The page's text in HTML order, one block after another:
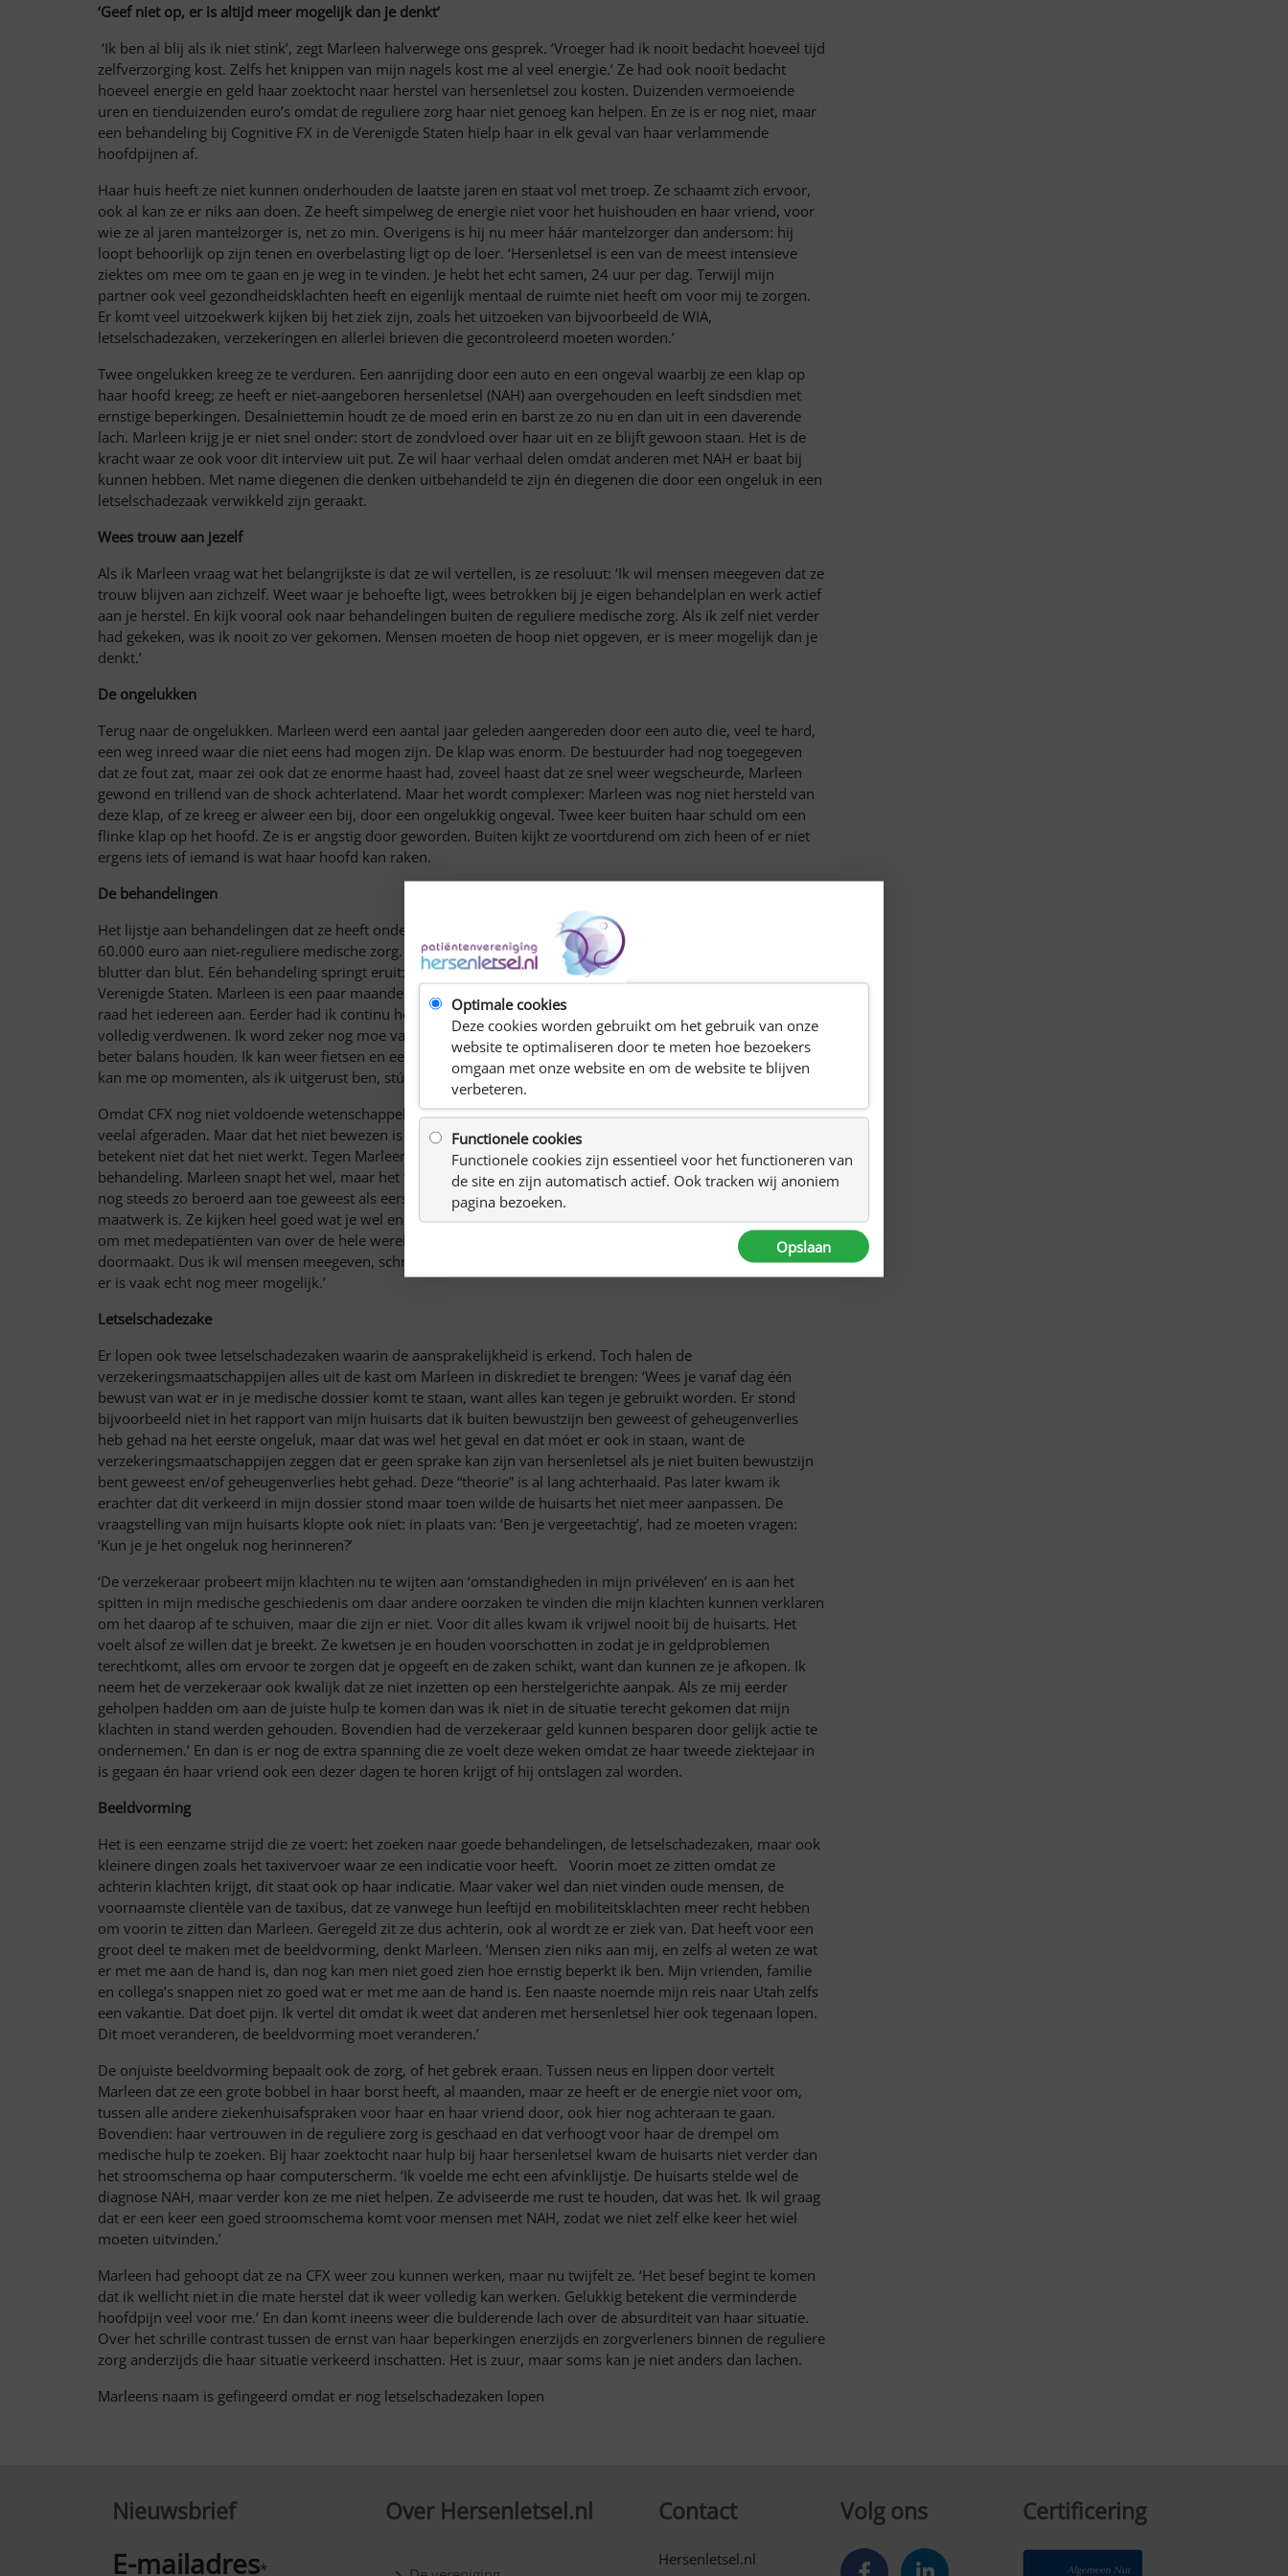
‘Geef niet op, er is altijd meer mogelijk dan je denkt’
‘Ik ben al blij als ik niet stink’, zegt Marleen halverwege ons gesprek. ‘Vroeger had ik nooit bedacht hoeveel tijd
zelfverzorging kost. Zelfs het knippen van mijn nagels kost me al veel energie.’ Ze had ook nooit bedacht
hoeveel energie en geld haar zoektocht naar herstel van hersenletsel zou kosten. Duizenden vermoeiende
uren en tienduizenden euro’s omdat de reguliere zorg haar niet genoeg kan helpen. En ze is er nog niet, maar
een behandeling bij Cognitive FX in de Verenigde Staten hielp haar in elk geval van haar verlammende
hoofdpijnen af.
Haar huis heeft ze niet kunnen onderhouden de laatste jaren en staat vol met troep. Ze schaamt zich ervoor,
ook al kan ze er niks aan doen. Ze heeft simpelweg de energie niet voor het huishouden en haar vriend, voor
wie ze al jaren mantelzorger is, net zo min. Overigens is hij nu meer háár mantelzorger dan andersom: hij
loopt behoorlijk op zijn tenen en overbelasting ligt op de loer. ‘Hersenletsel is een van de meest intensieve
ziektes om mee om te gaan en je weg in te vinden. Je hebt het echt samen, 24 uur per dag. Terwijl mijn
partner ook veel gezondheidsklachten heeft en eigenlijk mentaal de ruimte niet heeft om voor mij te zorgen.
Er komt veel uitzoekwerk kijken bij het ziek zijn, zoals het uitzoeken van bijvoorbeeld de WIA,
letselschadezaken, verzekeringen en allerlei brieven die gecontroleerd moeten worden.’
Twee ongelukken kreeg ze te verduren. Een aanrijding door een auto en een ongeval waarbij ze een klap op
haar hoofd kreeg; ze heeft er niet-aangeboren hersenletsel (NAH) aan overgehouden en leeft sindsdien met
ernstige beperkingen. Desalniettemin houdt ze de moed erin en barst ze zo nu en dan uit in een daverende
lach. Marleen krijg je er niet snel onder: stort de zondvloed over haar uit en ze blijft gewoon staan. Het is de
kracht waar ze ook voor dit interview uit put. Ze wil haar verhaal delen omdat anderen met NAH er baat bij
kunnen hebben. Met name diegenen die denken uitbehandeld te zijn én diegenen die door een ongeluk in een
letselschadezaak verwikkeld zijn geraakt.
Wees trouw aan jezelf
Als ik Marleen vraag wat het belangrijkste is dat ze wil vertellen, is ze resoluut: ‘Ik wil mensen meegeven dat ze
trouw blijven aan zichzelf. Weet waar je behoefte ligt, wees betrokken bij je eigen behandelplan en werk actief
aan je herstel. En kijk vooral ook naar behandelingen buiten de reguliere medische zorg. Als ik zelf niet verder
had gekeken, was ik nooit zo ver gekomen. Mensen moeten de hoop niet opgeven, er is meer mogelijk dan je
denkt.’
De ongelukken
Terug naar de ongelukken. Marleen werd een aantal jaar geleden aangereden door een auto die, veel te hard,
een weg inreed waar die niet eens had mogen zijn. De klap was enorm. De bestuurder had nog toegegeven
dat ze fout zat, maar zei ook dat ze enorme haast had, zoveel haast dat ze snel weer wegscheurde, Marleen
gewond en trillend van de shock achterlatend. Maar het wordt complexer: Marleen was nog niet hersteld van
deze klap, of ze kreeg er alweer een bij, door een ongelukkig ongeval. Twee keer buiten haar schuld om een
flinke klap op het hoofd. Ze is er angstig door geworden. Buiten kijkt ze voortdurend om zich heen of er niet
ergens iets of iemand is wat haar hoofd kan raken.
De behandelingen
Het lijstje aan behandelingen dat ze heeft ondergaan is lang, en het totale prijskaartje hoog. Zo om en nabij de
60.000 euro aan niet-reguliere medische zorg. Alles voor eigen rekening. Niet dat ze rijk is, ze is nu zelfs
blutter dan blut. Eén behandeling springt eruit: de EPIC-treatment bij de Cognitive FX-kliniek (CFX) in Utah, de
Verenigde Staten. Marleen is een paar maanden terug en doet thuis oefeningen die ze mee heeft gekregen. ‘Ik
raad het iedereen aan. Eerder had ik continu hoofdpijn, 24 uur per dag. Nu is de hoofdpijn, in rusttoestand,
volledig verdwenen. Ik word zeker nog moe van dingen doen, en dan spelen de klachten weer op, maar ik kan
beter balans houden. Ik kan weer fietsen en een beetje lezen zonder draaierig en misselijk te worden. En ik
kan me op momenten, als ik uitgerust ben, stúkken beter voelen.’
Omdat CFX nog niet voldoende wetenschappelijk is bewezen wordt het door de reguliere zorg in Nederland
veelal afgeraden. Maar dat het niet bewezen is komt meestal doordat het niet genoeg onderzocht is; het
betekent niet dat het niet werkt. Tegen Marleen werden bovendien zorgen geuit over de belasting van de
behandeling. Marleen snapt het wel, maar het frustreert haar ook: ‘Als ikniet naar CFX was geweest, was ik er
nog steeds zo beroerd aan toe geweest als eerst. En ik kon de behandeling prima aan, omdat het echt
maatwerk is. Ze kijken heel goed wat je wel en niet aankunt en weten wat te doen. Bovendien is het heel fijn
om met medepatiënten van over de hele wereld op te trekken, want zij begrijpen als geen ander wat je
doormaakt. Dus ik wil mensen meegeven, schrijf jezelf niet af als je uitbehandeld bent in het reguliere circuit,
er is vaak echt nog meer mogelijk.’
Letselschadezake
Er lopen ook twee letselschadezaken waarin de aansprakelijkheid is erkend. Toch halen de
verzekeringsmaatschappijen alles uit de kast om Marleen in diskrediet te brengen: ‘Wees je vanaf dag één
bewust van wat er in je medische dossier komt te staan, want alles kan tegen je gebruikt worden. Er stond
bijvoorbeeld niet in het rapport van mijn huisarts dat ik buiten bewustzijn ben geweest of geheugenverlies
heb gehad na het eerste ongeluk, maar dat was wel het geval en dat móet er ook in staan, want de
verzekeringsmaatschappijen zeggen dat er geen sprake kan zijn van hersenletsel als je niet buiten bewustzijn
bent geweest en/of geheugenverlies hebt gehad. Deze “theorie” is al lang achterhaald. Pas later kwam ik
erachter dat dit verkeerd in mijn dossier stond maar toen wilde de huisarts het niet meer aanpassen. De
vraagstelling van mijn huisarts klopte ook niet: in plaats van: ‘Ben je vergeetachtig’, had ze moeten vragen:
‘Kun je je het ongeluk nog herinneren?’
‘De verzekeraar probeert mijn klachten nu te wijten aan ‘omstandigheden in mijn privéleven’ en is aan het
spitten in mijn medische geschiedenis om daar andere oorzaken te vinden die mijn klachten kunnen verklaren
om het daarop af te schuiven, maar die zijn er niet. Voor dit alles kwam ik vrijwel nooit bij de huisarts. Het
voelt alsof ze willen dat je breekt. Ze kwetsen je en houden voorschotten in zodat je in geldproblemen
terechtkomt, alles om ervoor te zorgen dat je opgeeft en de zaken schikt, want dan kunnen ze je afkopen. Ik
neem het de verzekeraar ook kwalijk dat ze niet inzetten op een herstelgerichte aanpak. Als ze mij eerder
geholpen hadden om aan de juiste hulp te komen dan was ik niet in de situatie terecht gekomen dat mijn
klachten in stand werden gehouden. Bovendien had de verzekeraar geld kunnen besparen door gelijk actie te
ondernemen.’ En dan is er nog de extra spanning die ze voelt deze weken omdat ze haar tweede ziektejaar in
is gegaan én haar vriend ook een dezer dagen te horen krijgt of hij ontslagen zal worden.
Beeldvorming
Het is een eenzame strijd die ze voert: het zoeken naar goede behandelingen, de letselschadezaken, maar ook
kleinere dingen zoals het taxivervoer waar ze een indicatie voor heeft. Voorin moet ze zitten omdat ze
achterin klachten krijgt, dit staat ook op haar indicatie. Maar vaker wel dan niet vinden oude mensen, de
voornaamste clientèle van de taxibus, dat ze vanwege hun leeftijd en mobiliteitsklachten meer recht hebben
om voorin te zitten dan Marleen. Geregeld zit ze dus achterin, ook al wordt ze er ziek van. Dat heeft voor een
groot deel te maken met de beeldvorming, denkt Marleen. ’Mensen zien niks aan mij, en zelfs al weten ze wat
er met me aan de hand is, dan nog kan men niet goed zien hoe ernstig beperkt ik ben. Mijn vrienden, familie
en collega’s snappen niet zo goed wat er met me aan de hand is. Een naaste noemde mijn reis naar Utah zelfs
een vakantie. Dat doet pijn. Ik vertel dit omdat ik weet dat anderen met hersenletsel hier ook tegenaan lopen.
Dit moet veranderen, de beeldvorming moet veranderen.’
De onjuiste beeldvorming bepaalt ook de zorg, of het gebrek eraan. Tussen neus en lippen door vertelt
Marleen dat ze een grote bobbel in haar borst heeft, al maanden, maar ze heeft er de energie niet voor om,
tussen alle andere ziekenhuisafspraken voor haar en haar vriend door, ook hier nog achteraan te gaan.
Bovendien: haar vertrouwen in de reguliere zorg is geschaad en dat verhoogt voor haar de drempel om
medische hulp te zoeken. Bij haar zoektocht naar hulp bij haar hersenletsel kwam de huisarts niet verder dan
het stroomschema op haar computerscherm. ‘Ik voelde me echt een afvinklijstje. De huisarts stelde wel de
diagnose NAH, maar verder kon ze me niet helpen. Ze adviseerde me rust te houden, dat was het. Ik wil graag
dat er een keer een goed stroomschema komt voor mensen met NAH, zodat we niet zelf elke keer het wiel
moeten uitvinden.’
Marleen had gehoopt dat ze na CFX weer zou kunnen werken, maar nu twijfelt ze. ‘Het besef begint te komen
dat ik wellicht niet in die mate herstel dat ik weer volledig kan werken. Gelukkig betekent die verminderde
hoofdpijn veel voor me.’ En dan komt ineens weer die bulderende lach over de absurditeit van haar situatie.
Over het schrille contrast tussen de ernst van haar beperkingen enerzijds en zorgverleners binnen de reguliere
zorg anderzijds die haar situatie verkeerd inschatten. Het is zuur, maar soms kan je niet anders dan lachen.
Marleens naam is gefingeerd omdat er nog letselschadezaken lopen
Nieuwsbrief
E-mailadres*
Over Hersenletsel.nl Contact
Hersenletsel.nl
Volg ons Certificering
Optimale cookies
Deze cookies worden gebruikt om het gebruik van onze
website te optimaliseren door te meten hoe bezoekers
omgaan met onze website en om de website te blijven
verbeteren.
Functionele cookies
Functionele cookies zijn essentieel voor het functioneren van
de site en zijn automatisch actief. Ook tracken wij anoniem
pagina bezoeken.
Opslaan